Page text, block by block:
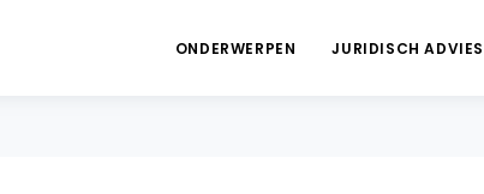
ONDERWERPEN JURIDISCH ADVIES